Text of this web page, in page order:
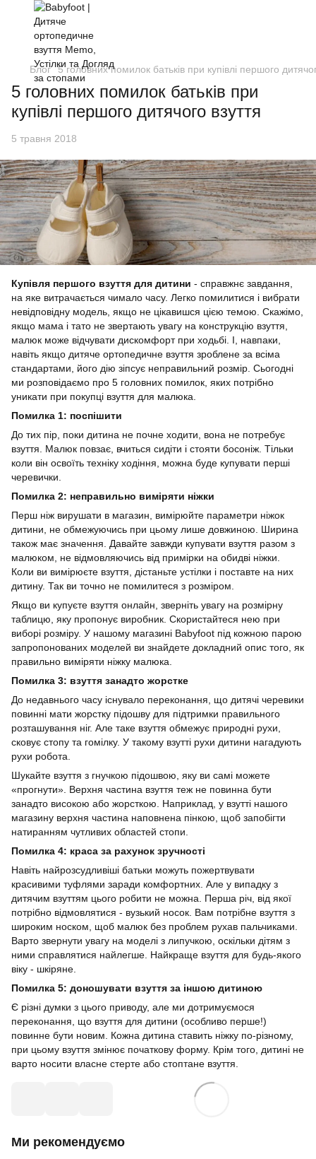
Блог 5 головних помилок батьків при купівлі першого
5 головних помилок батьків при
купівлі першого дитячого взуття
5 травня 2018
Купівля першого взуття для дитини - справжнє завдання,
на яке витрачається чимало часу. Легко помилитися і вибрати
невідповідну модель, якщо не цікавишся цією темою. Скажімо,
якщо мама і тато не звертають увагу на конструкцію взуття,
малюк може відчувати дискомфорт при ходьбі. І, навпаки,
навіть якщо дитяче ортопедичне взуття зроблене за всіма
стандартами, його дію зіпсує неправильний розмір. Сьогодні
ми розповідаємо про 5 головних помилок, яких потрібно
уникати при покупці взуття для малюка.
Помилка 1: поспішити
До тих пір, поки дитина не почне ходити, вона не потребує
взуття. Малюк повзає, вчиться сидіти і стояти босоніж. Тільки
коли він освоїть техніку ходіння, можна буде купувати перші
черевички.
Помилка 2: неправильно виміряти ніжки
Перш ніж вирушати в магазин, вимірюйте параметри ніжок
дитини, не обмежуючись при цьому лише довжиною. Ширина
також має значення. Давайте завжди купувати взуття разом з
малюком, не відмовляючись від примірки на обидві ніжки.
Коли ви вимірюєте взуття, дістаньте устілки і поставте на них
дитину. Так ви точно не помилитеся з розміром.
Якщо ви купуєте взуття онлайн, зверніть увагу на розмірну
таблицю, яку пропонує виробник. Скористайтеся нею при
виборі розміру. У нашому магазині Babyfoot під кожною парою
запропонованих моделей ви знайдете докладний опис того, як
правильно виміряти ніжку малюка.
Помилка 3: взуття занадто жорстке
До недавнього часу існувало переконання, що дитячі черевики
повинні мати жорстку підошву для підтримки правильного
розташування ніг. Але таке взуття обмежує природні рухи,
сковує стопу та гомілку. У такому взутті рухи дитини нагадують
рухи робота.
Шукайте взуття з гнучкою підошвою, яку ви самі можете
«прогнути». Верхня частина взуття теж не повинна бути
занадто високою або жорсткою. Наприклад, у взутті нашого
магазину верхня частина наповнена пінкою, щоб запобігти
натиранням чутливих областей стопи.
Помилка 4: краса за рахунок зручності
Навіть найрозсудливіші батьки можуть пожертвувати
красивими туфлями заради комфортних. Але у випадку з
дитячим взуттям цього робити не можна. Перша річ, від якої
потрібно відмовлятися - вузький носок. Вам потрібне взуття з
широким носком, щоб малюк без проблем рухав пальчиками.
Варто звернути увагу на моделі з липучкою, оскільки дітям з
ними справлятися найлегше. Найкраще взуття для будь-якого
віку - шкіряне.
Помилка 5: доношувати взуття за іншою дитиною
Є різні думки з цього приводу, але ми дотримуємося
переконання, що взуття для дитини (особливо перше!)
повинне бути новим. Кожна дитина ставить ніжку по-різному,
при цьому взуття змінює початкову форму. Крім того, дитині не
варто носити власне стерте або стоптане взуття.
Ми рекомендуємо